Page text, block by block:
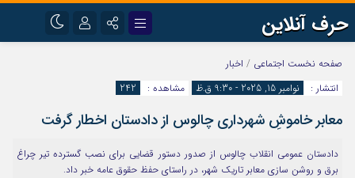
حرف آنلاین
اینستاگرام
آپارات
رمز عبور
صفحه نخست اجتماعی / اخبار
انتشار :
نوامبر 15, 2025 - 9:30 ق.ظ مشاهده : 242
معابر خاموشِ شهرداری چالوس از دادستان اخطار گرفت
دادستان عمومی انقلاب چالوس از صدور دستور قضایی برای نصب گسترده تیر چراغ
برق و روشن سازی معابر تاریک شهر، در راستای حفظ حقوق عامه خبر داد.